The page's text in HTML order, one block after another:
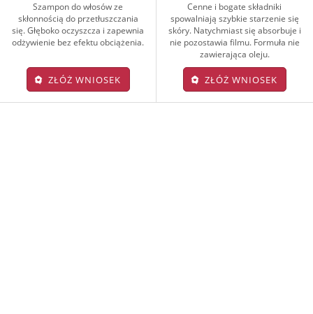
Szampon do włosów ze
skłonnością do przetłuszczania
się. Głęboko oczyszcza i zapewnia
odżywienie bez efektu obciążenia.
ZŁÓŻ WNIOSEK
Cenne i bogate składniki
spowalniają szybkie starzenie się
skóry. Natychmiast się absorbuje i
nie pozostawia filmu. Formuła nie
zawierająca oleju.
ZŁÓŻ WNIOSEK